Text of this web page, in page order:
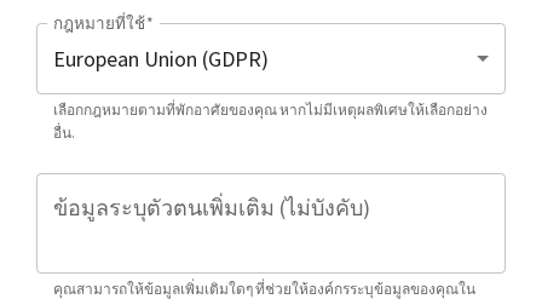
กฎหมายที่ใช้*
เลือกกฎหมายตามที่พักอาศัยของคุณ หากไม่มีเหตุผลพิเศษให้เลือกอย่าง
อื่น.
ข้อมูลระบุตัวตนเพิ่มเติม (ไม่บังคับ)
คุณสามารถให้ข้อมูลเพิ่มเติมใดๆ ที่ช่วยให้องค์กรระบุข้อมูลของคุณใน